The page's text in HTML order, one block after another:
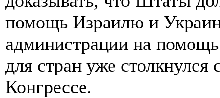
помощь Израилю и
администрации на
для стран уже столкнулся
Конгрессе.